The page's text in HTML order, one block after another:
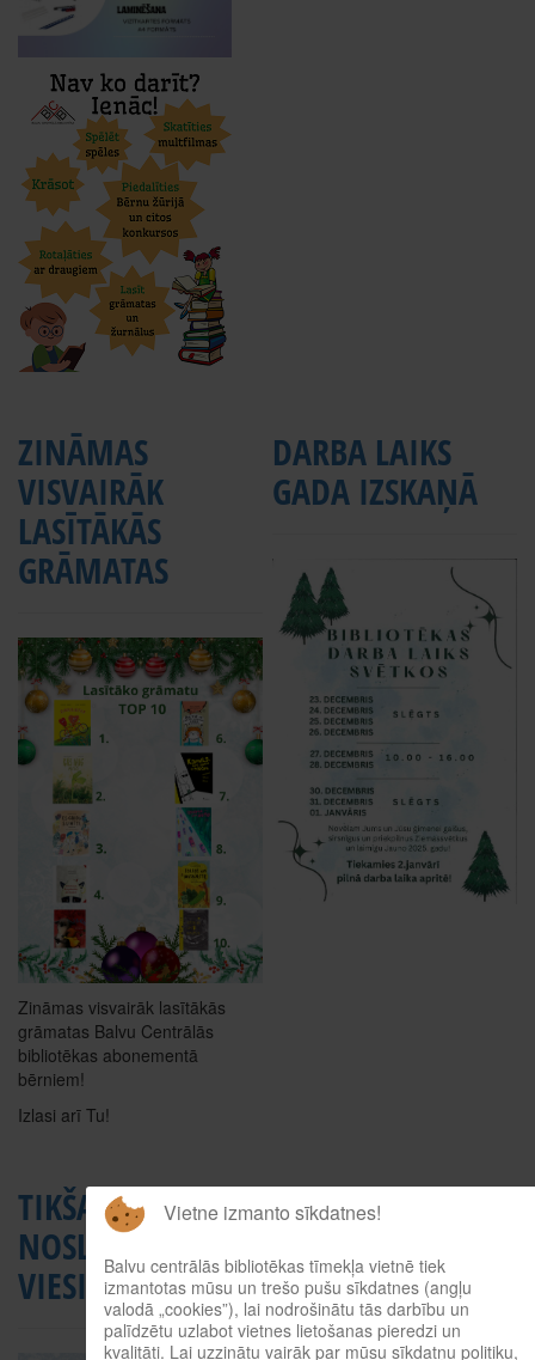
ZINĀMAS
VISVAIRĀK
LASĪTĀKĀS
GRĀMATAS
Zināmas visvairāk lasītākās
grāmatas Balvu Centrālās
bibliotēkas abonementā
bērniem!
Izlasi arī Tu!
DARBA LAIKS
GADA IZSKAŅĀ
TIKŠANĀS AR
NOSLĒPUMAINO
VIESI
PAVĒRSIENS.
BLAUMANIS
Vietne izmanto sīkdatnes!
Balvu centrālās bibliotēkas tīmekļa vietnē tiek
izmantotas mūsu un trešo pušu sīkdatnes (angļu
valodā „cookies”), lai nodrošinātu tās darbību un
palīdzētu uzlabot vietnes lietošanas pieredzi un
kvalitāti. Lai uzzinātu vairāk par mūsu sīkdatņu politiku,